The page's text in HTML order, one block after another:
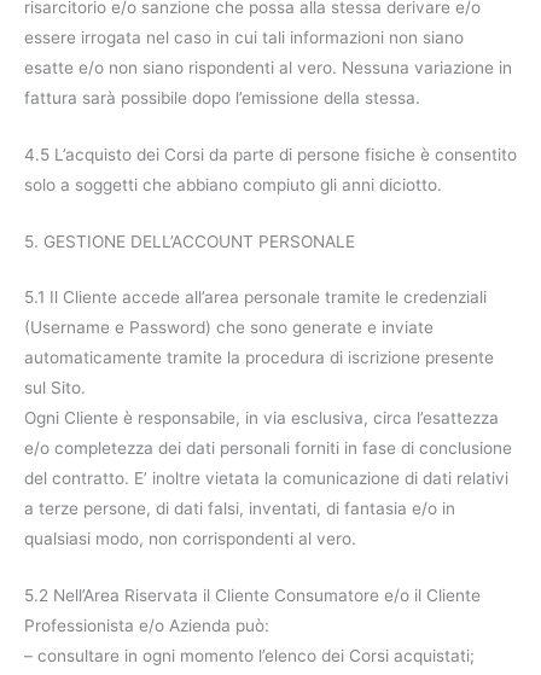
risarcitorio e/o sanzione che possa alla stessa derivare e/o
essere irrogata nel caso in cui tali informazioni non siano
esatte e/o non siano rispondenti al vero. Nessuna variazione in
fattura sarà possibile dopo l’emissione della stessa.
4.5 L’acquisto dei Corsi da parte di persone fisiche è consentito
solo a soggetti che abbiano compiuto gli anni diciotto.
5. GESTIONE DELL’ACCOUNT PERSONALE
5.1 Il Cliente accede all’area personale tramite le credenziali
(Username e Password) che sono generate e inviate
automaticamente tramite la procedura di iscrizione presente
sul Sito.
Ogni Cliente è responsabile, in via esclusiva, circa l’esattezza
e/o completezza dei dati personali forniti in fase di conclusione
del contratto. E’ inoltre vietata la comunicazione di dati relativi
a terze persone, di dati falsi, inventati, di fantasia e/o in
qualsiasi modo, non corrispondenti al vero.
5.2 Nell’Area Riservata il Cliente Consumatore e/o il Cliente
Professionista e/o Azienda può:
– consultare in ogni momento l’elenco dei Corsi acquistati;